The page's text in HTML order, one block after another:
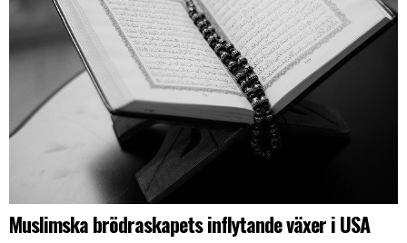
Muslimska brödraskapets inflytande växer i USA